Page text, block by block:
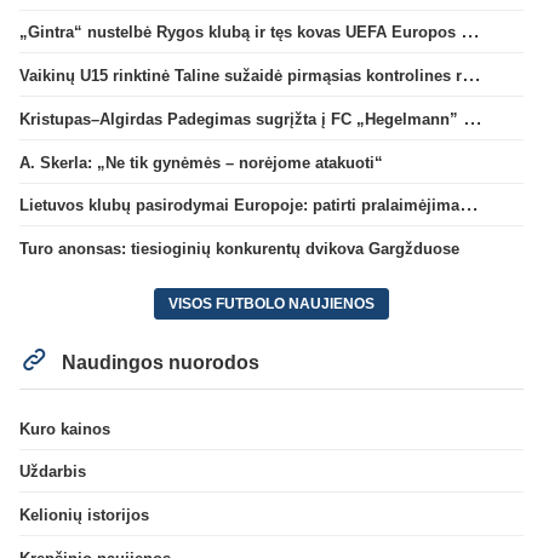
„Gintra“ nustelbė Rygos klubą ir tęs kovas UEFA Europos taurės atrankoje
Vaikinų U15 rinktinė Taline sužaidė pirmąsias kontrolines rungtynes
Kristupas–Algirdas Padegimas sugrįžta į FC „Hegelmann” B sudėtį
A. Skerla: „Ne tik gynėmės – norėjome atakuoti“
Lietuvos klubų pasirodymai Europoje: patirti pralaimėjimai Kroatijos atstovams
Turo anonsas: tiesioginių konkurentų dvikova Gargžduose
VISOS FUTBOLO NAUJIENOS
Naudingos nuorodos
Kuro kainos
Uždarbis
Kelionių istorijos